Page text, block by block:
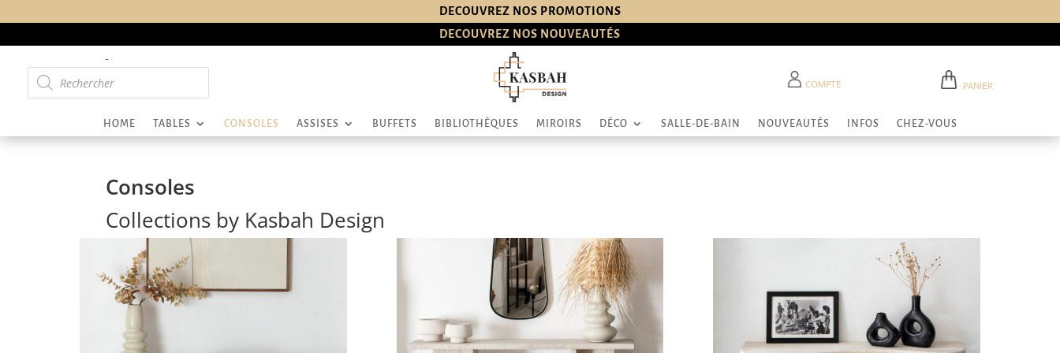
DECOUVREZ NOS PROMOTIONS
DECOUVREZ NOS NOUVEAUTÉS
-
Recherche
de
produits
COMPTE PANIER
HOME TABLES CONSOLES ASSISES BUFFETS BIBLIOTHÈQUES MIROIRS DÉCO SALLE-DE-BAIN NOUVEAUTÉS INFOS CHEZ-VOUS
Consoles
Collections by Kasbah Design